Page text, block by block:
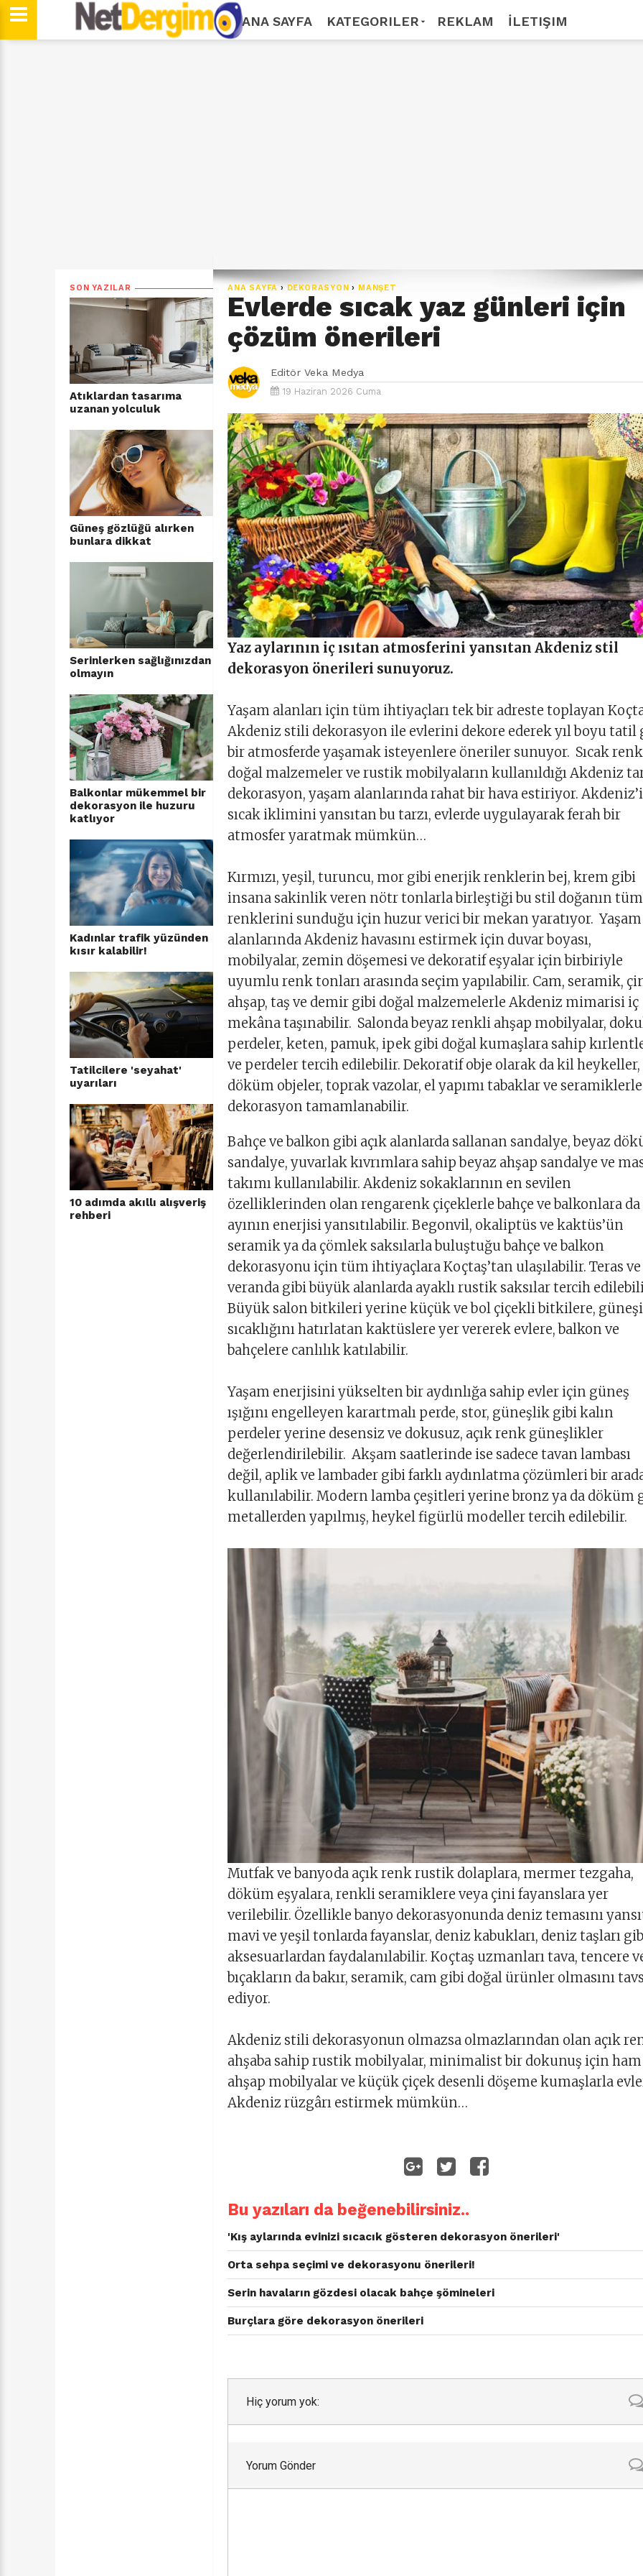
ANA SAYFA KATEGORILER REKLAM İLETIŞIM
SON YAZILAR
Atıklardan tasarıma
uzanan yolculuk
Güneş gözlüğü alırken
bunlara dikkat
Serinlerken sağlığınızdan
olmayın
Balkonlar mükemmel bir
dekorasyon ile huzuru
katlıyor
Kadınlar trafik yüzünden
kısır kalabilir!
Tatilcilere 'seyahat'
uyarıları
10 adımda akıllı alışveriş
rehberi
ANA SAYFA › DEKORASYON › MANŞET
Evlerde sıcak yaz günleri için
çözüm önerileri
Editör Veka Medya
19 Haziran 2026 Cuma
Yaz aylarının iç ısıtan atmosferini yansıtan Akdeniz stil
dekorasyon önerileri sunuyoruz.
Yaşam alanları için tüm ihtiyaçları tek bir adreste toplayan
Akdeniz stili dekorasyon ile evlerini dekore ederek yıl boyu tatil
bir atmosferde yaşamak isteyenlere öneriler sunuyor. Sıcak
doğal malzemeler ve rustik mobilyaların kullanıldığı Akdeniz
dekorasyon, yaşam alanlarında rahat bir hava estiriyor.
sıcak iklimini yansıtan bu tarzı, evlerde uygulayarak ferah bir
atmosfer yaratmak mümkün…
Kırmızı, yeşil, turuncu, mor gibi enerjik renklerin bej, krem gibi
insana sakinlik veren nötr tonlarla birleştiği bu stil doğanın tüm
renklerini sunduğu için huzur verici bir mekan yaratıyor. Yaşam
alanlarında Akdeniz havasını estirmek için duvar boyası,
mobilyalar, zemin döşemesi ve dekoratif eşyalar için birbiriyle
uyumlu renk tonları arasında seçim yapılabilir. Cam, seramik,
ahşap, taş ve demir gibi doğal malzemelerle Akdeniz mimarisi iç
mekâna taşınabilir. Salonda beyaz renkli ahşap mobilyalar,
perdeler, keten, pamuk, ipek gibi doğal kumaşlara sahip
ve perdeler tercih edilebilir. Dekoratif obje olarak da kil heykeller,
döküm objeler, toprak vazolar, el yapımı tabaklar ve seramiklerle
dekorasyon tamamlanabilir.
Bahçe ve balkon gibi açık alanlarda sallanan sandalye, beyaz
sandalye, yuvarlak kıvrımlara sahip beyaz ahşap sandalye ve
takımı kullanılabilir. Akdeniz sokaklarının en sevilen
özelliklerinden olan rengarenk çiçeklerle bahçe ve balkonlara da
ayının enerjisi yansıtılabilir. Begonvil, okaliptüs ve kaktüs’ün
seramik ya da çömlek saksılarla buluştuğu bahçe ve balkon
dekorasyonu için tüm ihtiyaçlara Koçtaş’tan ulaşılabilir. Teras ve
veranda gibi büyük alanlarda ayaklı rustik saksılar tercih
Büyük salon bitkileri yerine küçük ve bol çiçekli bitkilere,
sıcaklığını hatırlatan kaktüslere yer vererek evlere, balkon ve
bahçelere canlılık katılabilir.
Yaşam enerjisini yükselten bir aydınlığa sahip evler için güneş
ışığını engelleyen karartmalı perde, stor, güneşlik gibi kalın
perdeler yerine desensiz ve dokusuz, açık renk güneşlikler
değerlendirilebilir. Akşam saatlerinde ise sadece tavan lambası
değil, aplik ve lambader gibi farklı aydınlatma çözümleri bir
kullanılabilir. Modern lamba çeşitleri yerine bronz ya da döküm
metallerden yapılmış, heykel figürlü modeller tercih edilebilir.
Mutfak ve banyoda açık renk rustik dolaplara, mermer tezgaha,
döküm eşyalara, renkli seramiklere veya çini fayanslara yer
verilebilir. Özellikle banyo dekorasyonunda deniz temasını
mavi ve yeşil tonlarda fayanslar, deniz kabukları, deniz taşları
aksesuarlardan faydalanılabilir. Koçtaş uzmanları tava, tencere
bıçakların da bakır, seramik, cam gibi doğal ürünler olmasını
ediyor.
Akdeniz stili dekorasyonun olmazsa olmazlarından olan açık
ahşaba sahip rustik mobilyalar, minimalist bir dokunuş için ham
ahşap mobilyalar ve küçük çiçek desenli döşeme kumaşlarla
Akdeniz rüzgârı estirmek mümkün…
Bu yazıları da beğenebilirsiniz..
'Kış aylarında evinizi sıcacık gösteren dekorasyon önerileri'
Orta sehpa seçimi ve dekorasyonu önerileri!
Serin havaların gözdesi olacak bahçe şömineleri
Burçlara göre dekorasyon önerileri
Hiç yorum yok:
Yorum Gönder